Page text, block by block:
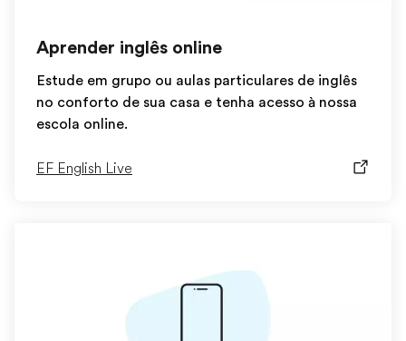
Aprender inglês online
Estude em grupo ou aulas particulares de inglês
no conforto de sua casa e tenha acesso à nossa
escola online.
EF English Live